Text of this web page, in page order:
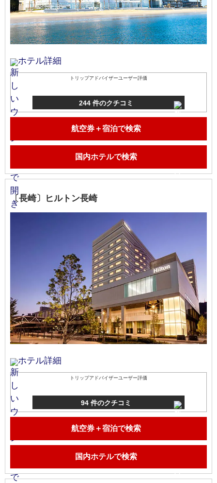
ホテル詳細
トリップアドバイザーユーザー評価
244 件のクチコミ
航空券＋宿泊で検索
国内ホテルで検索
〔長崎〕ヒルトン長崎
ホテル詳細
トリップアドバイザーユーザー評価
94 件のクチコミ
航空券＋宿泊で検索
国内ホテルで検索